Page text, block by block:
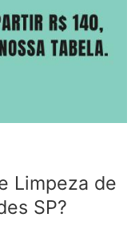
Limpeza de
SP?